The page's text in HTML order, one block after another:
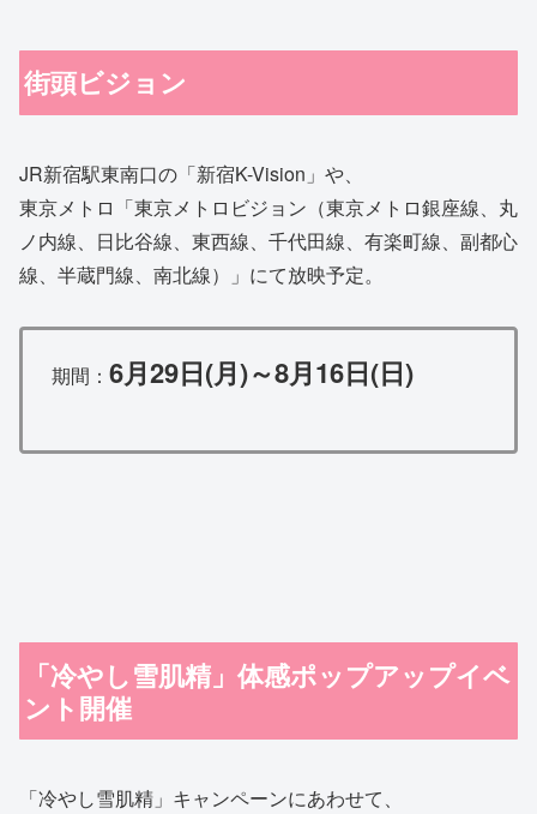
街頭ビジョン
JR新宿駅東南口の「新宿K-Vision」や、
東京メトロ「東京メトロビジョン（東京メトロ銀座線、丸
ノ内線、日比谷線、東西線、千代田線、有楽町線、副都心
線、半蔵門線、南北線）」にて放映予定。
期間： 6月29日(月)～8月16日(日)
「冷やし雪肌精」体感ポップアップイベ
ント開催
「冷やし雪肌精」キャンペーンにあわせて、